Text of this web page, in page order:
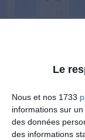
Le
Nous et nos 1733
informations sur
des données
des informations
Nous n'avons
Vous